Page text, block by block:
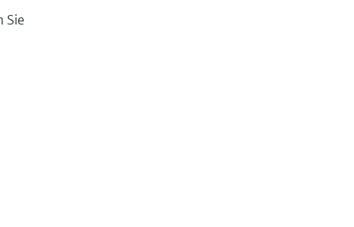
Sie